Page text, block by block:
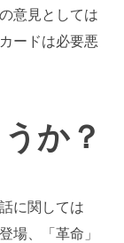
意見としては
ードは必要悪
か？
に関しては
場、「革命」